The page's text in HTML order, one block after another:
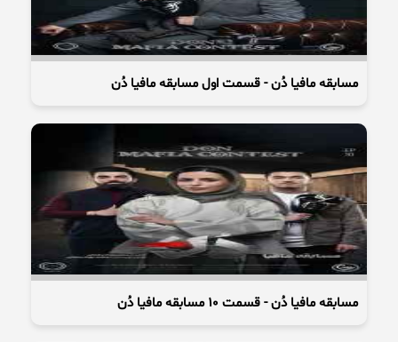
مسابقه مافیا دُن - قسمت اول مسابقه مافیا دُن
مسابقه مافیا دُن - قسمت 10 مسابقه مافیا دُن